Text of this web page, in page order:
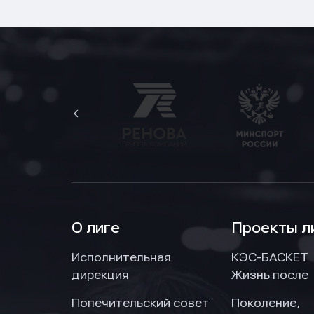
О лиге
Исполнительная
дирекция
Попечительский совет
Проекты
КЭС-БАСКЕТ
Жизнь после
Поколение,